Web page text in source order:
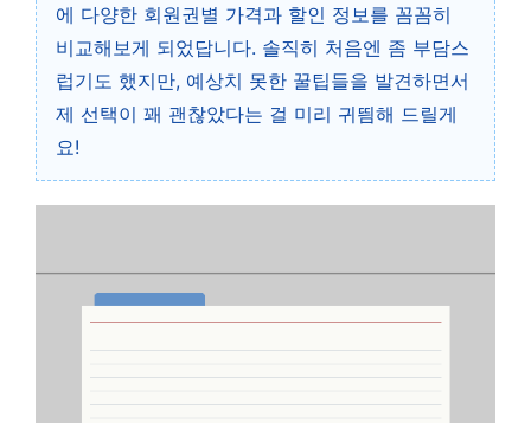
에 다양한 회원권별 가격과 할인 정보를 꼼꼼히
비교해보게 되었답니다. 솔직히 처음엔 좀 부담스
럽기도 했지만, 예상치 못한 꿀팁들을 발견하면서
제 선택이 꽤 괜찮았다는 걸 미리 귀띔해 드릴게
요!